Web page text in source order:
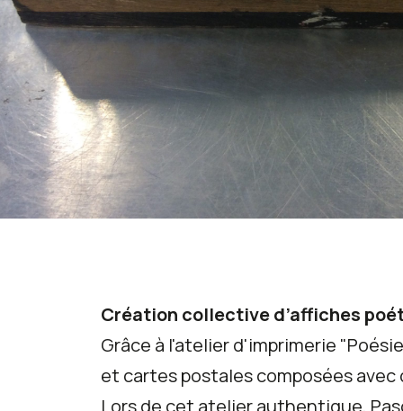
Création collective d’affiches
Grâce à l'atelier d'imprimerie
et cartes postales composées avec